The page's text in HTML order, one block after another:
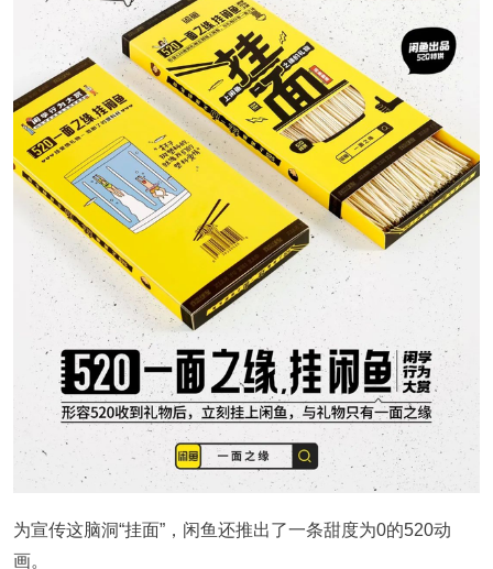
为宣传这脑洞“挂面”，闲鱼还推出了一条甜度为0的520动
画。